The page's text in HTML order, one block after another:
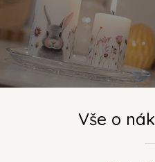
Vše o